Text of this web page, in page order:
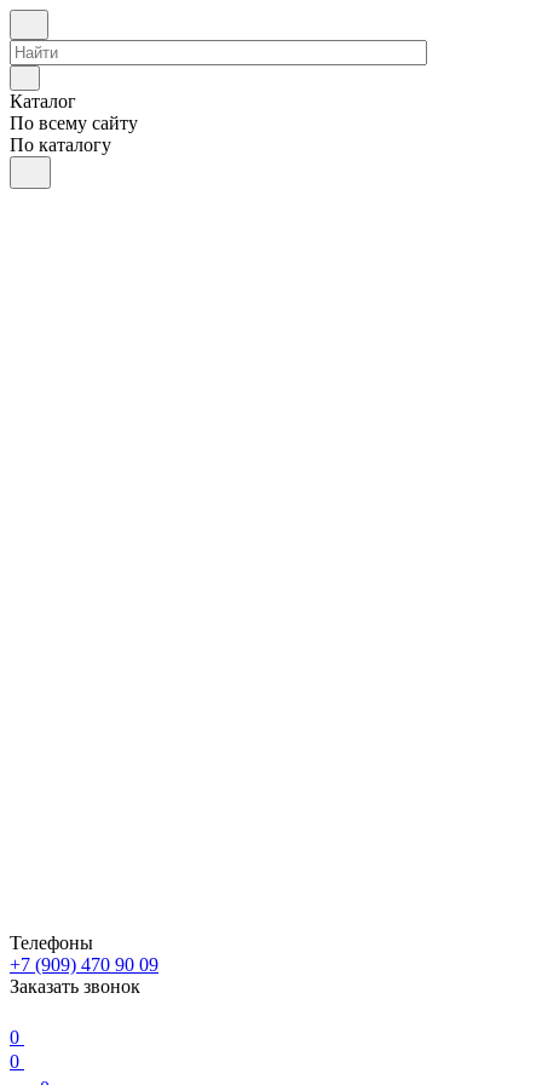
Каталог
По всему сайту
По каталогу
Телефоны
+7 (909) 470 90 09
Заказать звонок
0
0